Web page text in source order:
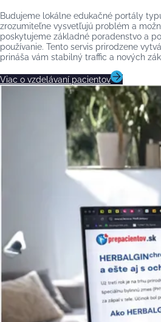
Budujeme lokálne edukačné portály
zrozumiteľne vysvetľujú problém a
poskytujeme základné poradenstvo a
používanie. Tento servis prirodzene
prináša vám stabilný traffic a nových
Viac o vzdelávaní pacientov